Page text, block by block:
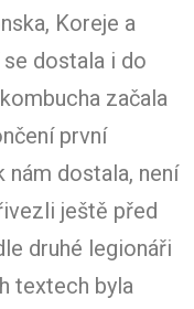
Koreje a
dostala i do
začala
první
nám dostala, není
ještě před
druhé legionáři
textech byla